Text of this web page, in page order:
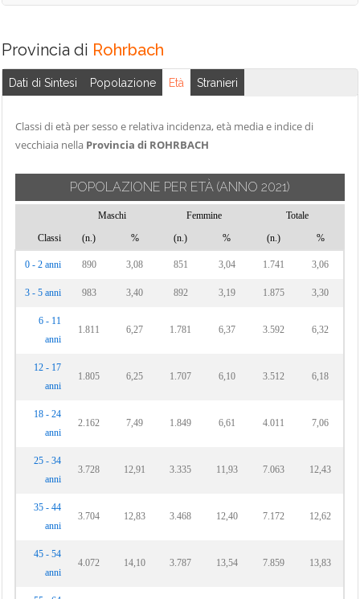
Provincia di Rohrbach
Dati di Sintesi Popolazione Età Stranieri
Classi di età per sesso e relativa incidenza, età media e indice di
vecchiaia nella Provincia di ROHRBACH
POPOLAZIONE PER ETÀ (ANNO 2021)
Maschi Femmine
Totale
Classi
(n.) % (n.) % (n.) %
0 - 2 anni 890 3,08 851 3,04 1.741 3,06
3 - 5 anni 983 3,40 892 3,19 1.875 3,30
6 - 11
anni
1.811 6,27 1.781 6,37 3.592 6,32
12 - 17
anni
1.805 6,25 1.707 6,10 3.512 6,18
18 - 24
anni
2.162 7,49 1.849 6,61 4.011 7,06
25 - 34
anni
3.728 12,91 3.335 11,93 7.063 12,43
35 - 44
anni
3.704 12,83 3.468 12,40 7.172 12,62
45 - 54
anni
4.072 14,10 3.787 13,54 7.859 13,83